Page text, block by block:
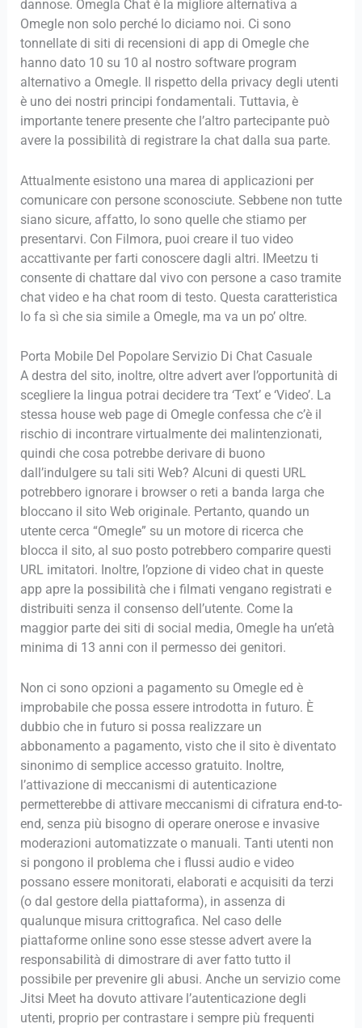
dannose. Omegla Chat è la migliore alternativa a
Omegle non solo perché lo diciamo noi. Ci sono
tonnellate di siti di recensioni di app di Omegle che
hanno dato 10 su 10 al nostro software program
alternativo a Omegle. Il rispetto della privacy degli utenti
è uno dei nostri principi fondamentali. Tuttavia, è
importante tenere presente che l’altro partecipante può
avere la possibilità di registrare la chat dalla sua parte.
Attualmente esistono una marea di applicazioni per
comunicare con persone sconosciute. Sebbene non tutte
siano sicure, affatto, lo sono quelle che stiamo per
presentarvi. Con Filmora, puoi creare il tuo video
accattivante per farti conoscere dagli altri. IMeetzu ti
consente di chattare dal vivo con persone a caso tramite
chat video e ha chat room di testo. Questa caratteristica
lo fa sì che sia simile a Omegle, ma va un po’ oltre.
Porta Mobile Del Popolare Servizio Di Chat Casuale
A destra del sito, inoltre, oltre advert aver l’opportunità di
scegliere la lingua potrai decidere tra ‘Text’ e ‘Video’. La
stessa house web page di Omegle confessa che c’è il
rischio di incontrare virtualmente dei malintenzionati,
quindi che cosa potrebbe derivare di buono
dall’indulgere su tali siti Web? Alcuni di questi URL
potrebbero ignorare i browser o reti a banda larga che
bloccano il sito Web originale. Pertanto, quando un
utente cerca “Omegle” su un motore di ricerca che
blocca il sito, al suo posto potrebbero comparire questi
URL imitatori. Inoltre, l’opzione di video chat in queste
app apre la possibilità che i filmati vengano registrati e
distribuiti senza il consenso dell’utente. Come la
maggior parte dei siti di social media, Omegle ha un’età
minima di 13 anni con il permesso dei genitori.
Non ci sono opzioni a pagamento su Omegle ed è
improbabile che possa essere introdotta in futuro. È
dubbio che in futuro si possa realizzare un
abbonamento a pagamento, visto che il sito è diventato
sinonimo di semplice accesso gratuito. Inoltre,
l’attivazione di meccanismi di autenticazione
permetterebbe di attivare meccanismi di cifratura end-to-
end, senza più bisogno di operare onerose e invasive
moderazioni automatizzate o manuali. Tanti utenti non
si pongono il problema che i flussi audio e video
possano essere monitorati, elaborati e acquisiti da terzi
(o dal gestore della piattaforma), in assenza di
qualunque misura crittografica. Nel caso delle
piattaforme online sono esse stesse advert avere la
responsabilità di dimostrare di aver fatto tutto il
possibile per prevenire gli abusi. Anche un servizio come
Jitsi Meet ha dovuto attivare l’autenticazione degli
utenti, proprio per contrastare i sempre più frequenti